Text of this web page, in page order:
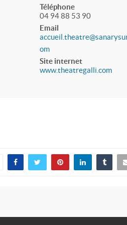
Téléphone
04 94 88 53 90
Email
om
Site internet
www.theatregalli.com